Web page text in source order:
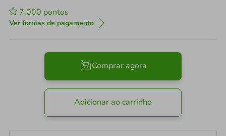
7.000 pontos
Ver formas de pagamento
Comprar agora
Adicionar ao carrinho